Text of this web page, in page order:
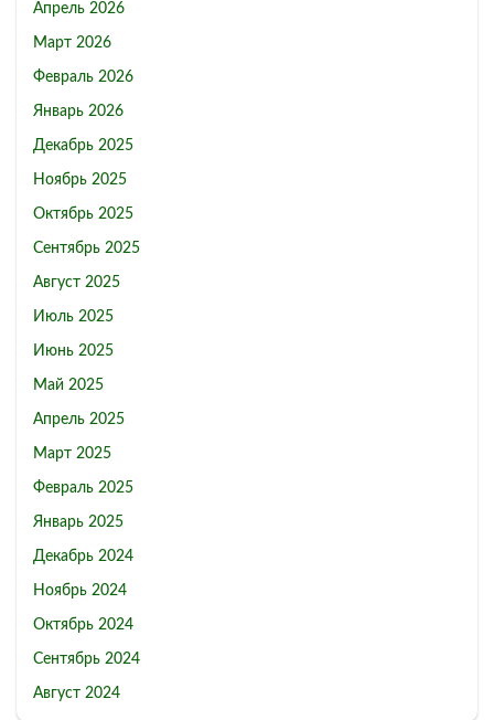
Апрель 2026
Март 2026
Февраль 2026
Январь 2026
Декабрь 2025
Ноябрь 2025
Октябрь 2025
Сентябрь 2025
Август 2025
Июль 2025
Июнь 2025
Май 2025
Апрель 2025
Март 2025
Февраль 2025
Январь 2025
Декабрь 2024
Ноябрь 2024
Октябрь 2024
Сентябрь 2024
Август 2024